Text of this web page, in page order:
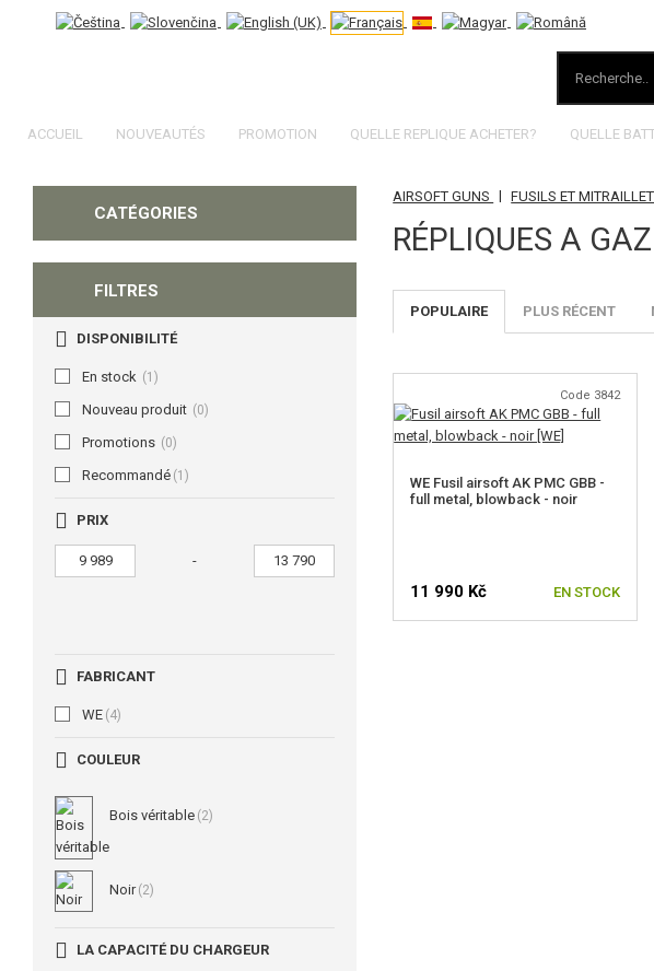
ACCUEIL NOUVEAUTÉS PROMOTION QUELLE REPLIQUE ACHETER? QUELLE
CATÉGORIES
FILTRES
DISPONIBILITÉ
En stock (1)
Nouveau produit (0)
Promotions (0)
Recommandé (1)
PRIX
-
FABRICANT
WE (4)
COULEUR
Bois véritable (2)
Noir (2)
LA CAPACITÉ DU CHARGEUR
AIRSOFT GUNS | FUSILS ET
RÉPLIQUES A
POPULAIRE PLUS RÉCENT
Code 3842
WE Fusil airsoft AK PMC GBB -
full metal, blowback - noir
11 990 Kč EN STOCK